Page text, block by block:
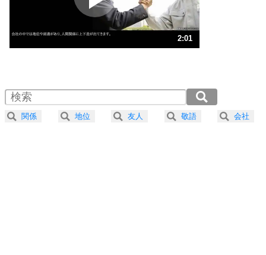
ストレス対策
人生、なんとかなるもの。
気楽に生きる30の方法
4 器の大きい人は、怒りを優しさで表現する。
プラス思考
2:01
2.0倍速 （237KB 1分0秒）
2.5倍速 （190KB 48秒）
3.0倍速 （159KB 40秒）
関係 地位 友人 敬語 会社